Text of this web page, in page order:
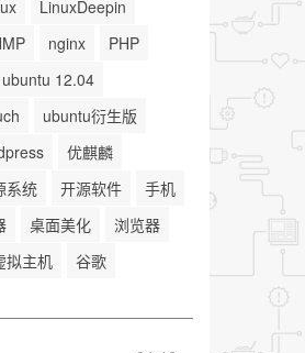
LinuxDeepin
nginx
PHP
ubuntu 12.04
ubuntu衍生版
优麒麟
系统 开源软件
手机
桌面美化
浏览器
拟主机 谷歌